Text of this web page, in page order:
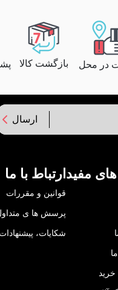
در محل بازگشت کالا
ارسال
مفید
خرید
ارتباط با ما
قوانین و مقررات
پرسش ها ی
شکایات،